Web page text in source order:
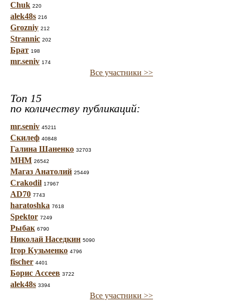
Chuk 220
alek48s 216
Grozniy 212
Strannic 202
Брат 198
mr.seniv 174
Все участники >>
Топ 15
по количеству публикаций:
mr.seniv 45211
Скилеф 40848
Галина Шаненко 32703
МНМ 26542
Магаз Анатолий 25449
Crakodil 17967
AD70 7743
haratoshka 7618
Spektor 7249
Рыбак 6790
Николай Наседкин 5090
Ігор Кузьменко 4796
fischer 4401
Борис Ассеев 3722
alek48s 3394
Все участники >>